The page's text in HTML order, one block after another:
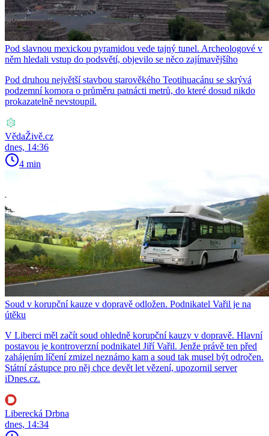
Pod slavnou mexickou pyramidou vede tajný tunel. Archeologové v
něm hledali vstup do podsvětí, objevilo se něco zajímavějšího
Pod druhou největší stavbou starověkého Teotihuacánu se skrývá
podzemní komora o průměru patnácti metrů, do které dosud nikdo
prokazatelně nevstoupil.
VědaŽivě.cz
dnes, 14:36
4 min
Soud v korupční kauze v dopravě odložen. Podnikatel Vařil je na
útěku
V Liberci měl začít soud ohledně korupční kauzy v dopravě. Hlavní
postavou je kontroverzní podnikatel Jiří Vařil. Jenže právě ten před
zahájením líčení zmizel neznámo kam a soud tak musel být odročen.
Státní zástupce pro něj chce devět let vězení, upozornil server
iDnes.cz.
Liberecká Drbna
dnes, 14:34